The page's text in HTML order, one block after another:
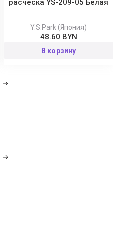
расческа YS-209-05 Белая
Y.S.Park (Япония)
48.60 BYN
В корзину